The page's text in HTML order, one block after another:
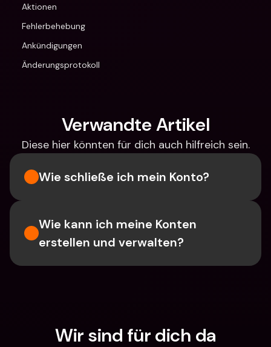
Aktionen
Fehlerbehebung
Ankündigungen
Änderungsprotokoll
Verwandte Artikel
Diese hier könnten für dich auch hilfreich sein.
Wie schließe ich mein Konto?
Wie kann ich meine Konten
erstellen und verwalten?
Wir sind für dich da